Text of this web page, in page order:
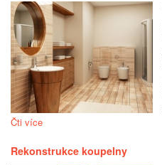
Čti více
Rekonstrukce koupelny